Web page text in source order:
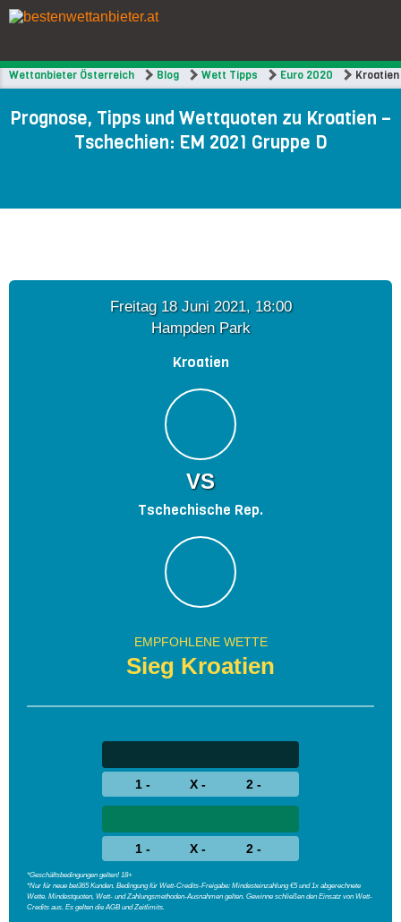
Wettanbieter Österreich Blog Wett Tipps Euro 2020
Prognose, Tipps und Wettquoten zu Kroatien –
Tschechien: EM 2021 Gruppe D
Freitag 18 Juni 2021, 18:00
Hampden Park
Kroatien
VS
Tschechische Rep.
EMPFOHLENE WETTE
Sieg Kroatien
1 - X - 2 -
1 - X - 2 -
*Geschäftsbedingungen gelten! 18+
*Nur für neue bet365 Kunden. Bedingung für Wett-Credits-Freigabe: Mindesteinzahlung €5 und 1x abgerechnete
Wette. Mindestquoten, Wett- und Zahlungsmethoden-Ausnahmen gelten. Gewinne schließen den Einsatz von Wett-
Credits aus. Es gelten die AGB und Zeitlimits.